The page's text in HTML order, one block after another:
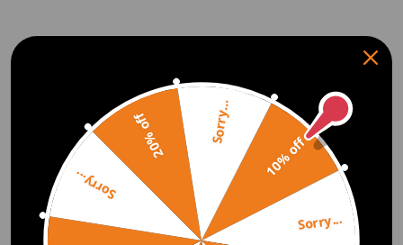
10% off
Sorry...
Sorry...
20% off Sorry...